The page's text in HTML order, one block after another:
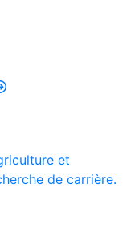
et
de carrière.